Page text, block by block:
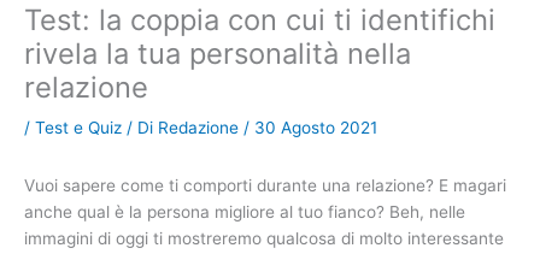
Test: la coppia con cui ti identifichi
rivela la tua personalità nella
relazione
/ Test e Quiz / Di Redazione / 30 Agosto 2021
Vuoi sapere come ti comporti durante una relazione? E magari
anche qual è la persona migliore al tuo fianco? Beh, nelle
immagini di oggi ti mostreremo qualcosa di molto interessante